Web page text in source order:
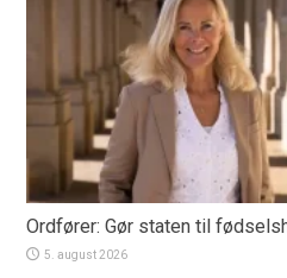
Ordfører: Gør staten til
5. august 2026